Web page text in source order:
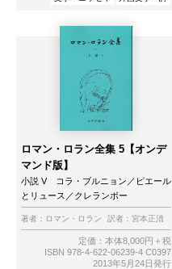
ロマン・ロラン全集 5【オンデ
マンド版】
小説 V コラ・ブルニョン／ピエール
とリュース／クレランボー
著者： ロマン・ロラン 訳者： 宮本正清
定価：本体8,000円＋税
ISBN 978-4-622-06239-4 C0397
2013年5月24日発行